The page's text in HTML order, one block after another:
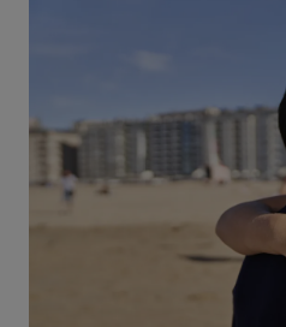
propos
de